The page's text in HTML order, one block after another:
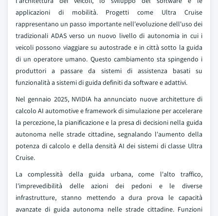
applicazioni di mobilità. Progetti come Ultra Cruise
rappresentano un passo importante nell'evoluzione dell'uso dei
tradizionali ADAS verso un nuovo livello di autonomia in cui i
veicoli possono viaggiare su autostrade e in città sotto la guida
di un operatore umano. Questo cambiamento sta spingendo i
produttori a passare da sistemi di assistenza basati su
funzionalità a sistemi di guida definiti da software e adattivi.
Nel gennaio 2025, NVIDIA ha annunciato nuove architetture di
calcolo AI automotive e framework di simulazione per accelerare
la percezione, la pianificazione e la presa di decisioni nella guida
autonoma nelle strade cittadine, segnalando l'aumento della
potenza di calcolo e della densità AI dei sistemi di classe Ultra
Cruise.
La complessità della guida urbana, come l'alto traffico,
l'imprevedibilità delle azioni dei pedoni e le diverse
infrastrutture, stanno mettendo a dura prova le capacità
avanzate di guida autonoma nelle strade cittadine. Funzioni